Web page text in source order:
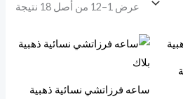
عرض 1–12 من أصل 18 نتيجة
ساعه فرزاتشي نسائية ذهبية